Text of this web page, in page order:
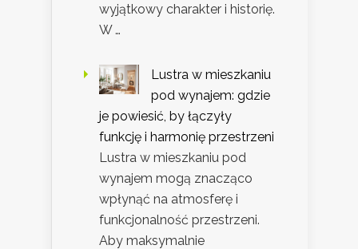
wyjątkowy charakter i historię.
W …
Lustra w mieszkaniu
pod wynajem: gdzie
je powiesić, by łączyły
funkcję i harmonię przestrzeni
Lustra w mieszkaniu pod
wynajem mogą znacząco
wpłynąć na atmosferę i
funkcjonalność przestrzeni.
Aby maksymalnie